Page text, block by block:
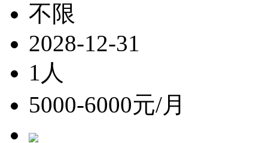
不限
2028-12-31
1人
5000-6000元/月